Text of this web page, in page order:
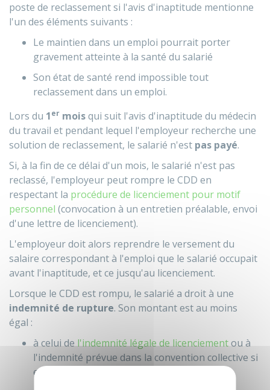
poste de reclassement si l'avis d'inaptitude mentionne
l'un des éléments suivants :
Le maintien dans un emploi pourrait porter
gravement atteinte à la santé du salarié
Son état de santé rend impossible tout
reclassement dans un emploi.
Lors du 1er moisqui suit l'avis d'inaptitude du médecin
du travail et pendant lequel l'employeur recherche une
solution de reclassement, le salarié n'est pas payé.
Si, à la fin de ce délai d'un mois, le salarié n'est pas
reclassé, l'employeur peut rompre le CDD en
respectant la procédure de licenciement pour motif
personnel (convocation à un entretien préalable, envoi
d'une lettre de licenciement).
L'employeur doit alors reprendre le versement du
salaire correspondant à l'emploi que le salarié occupait
avant l'inaptitude, et ce jusqu'au licenciement.
Lorsque le CDD est rompu, le salarié a droit à une
indemnité de rupture. Son montant est au moins
égal :
à celui del'indemnité légale de licenciementou à
l'indemnité prévue dans la convention collective si
elle lui est plus favorable